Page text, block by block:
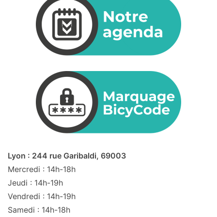
Lyon : 244 rue Garibaldi, 69003
Mercredi : 14h-18h
Jeudi : 14h-19h
Vendredi : 14h-19h
Samedi : 14h-18h